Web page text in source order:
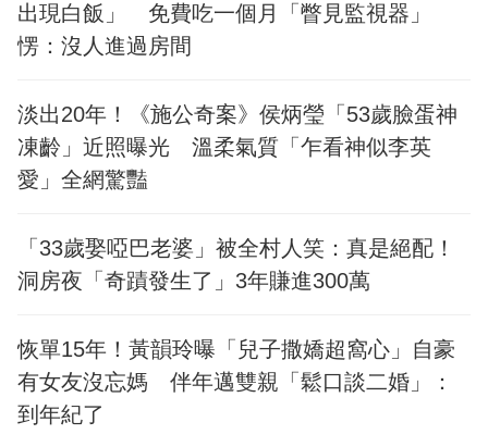
出現白飯」 免費吃一個月「瞥見監視器」
愣：沒人進過房間
淡出20年！《施公奇案》侯炳瑩「53歲臉蛋神
凍齡」近照曝光 溫柔氣質「乍看神似李英
愛」全網驚豔
「33歲娶啞巴老婆」被全村人笑：真是絕配！
洞房夜「奇蹟發生了」3年賺進300萬
恢單15年！黃韻玲曝「兒子撒嬌超窩心」自豪
有女友沒忘媽 伴年邁雙親「鬆口談二婚」：
到年紀了